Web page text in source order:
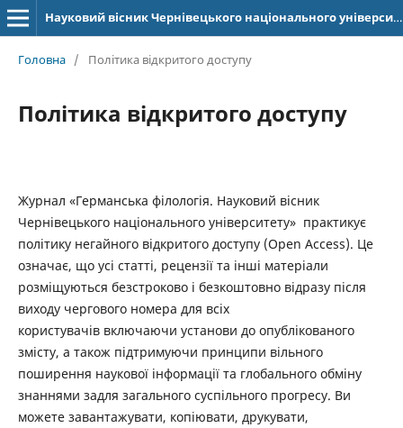
Науковий вісник Чернівецького національного університету імені Юрія Федьковича. Серія: Германська філологія
Головна / Політика відкритого доступу
Політика відкритого доступу
Журнал «Германська філологія. Науковий вісник
Чернівецького національного університету» практикує
політику негайного відкритого доступу (Open Access). Це
означає, що усі статті, рецензії та інші матеріали
розміщуються безстроково і безкоштовно відразу після
виходу чергового номера для всіх
користувачів включаючи установи до опублікованого
змісту, а також підтримуючи принципи вільного
поширення наукової інформації та глобального обміну
знаннями задля загального суспільного прогресу. Ви
можете завантажувати, копіювати, друкувати,